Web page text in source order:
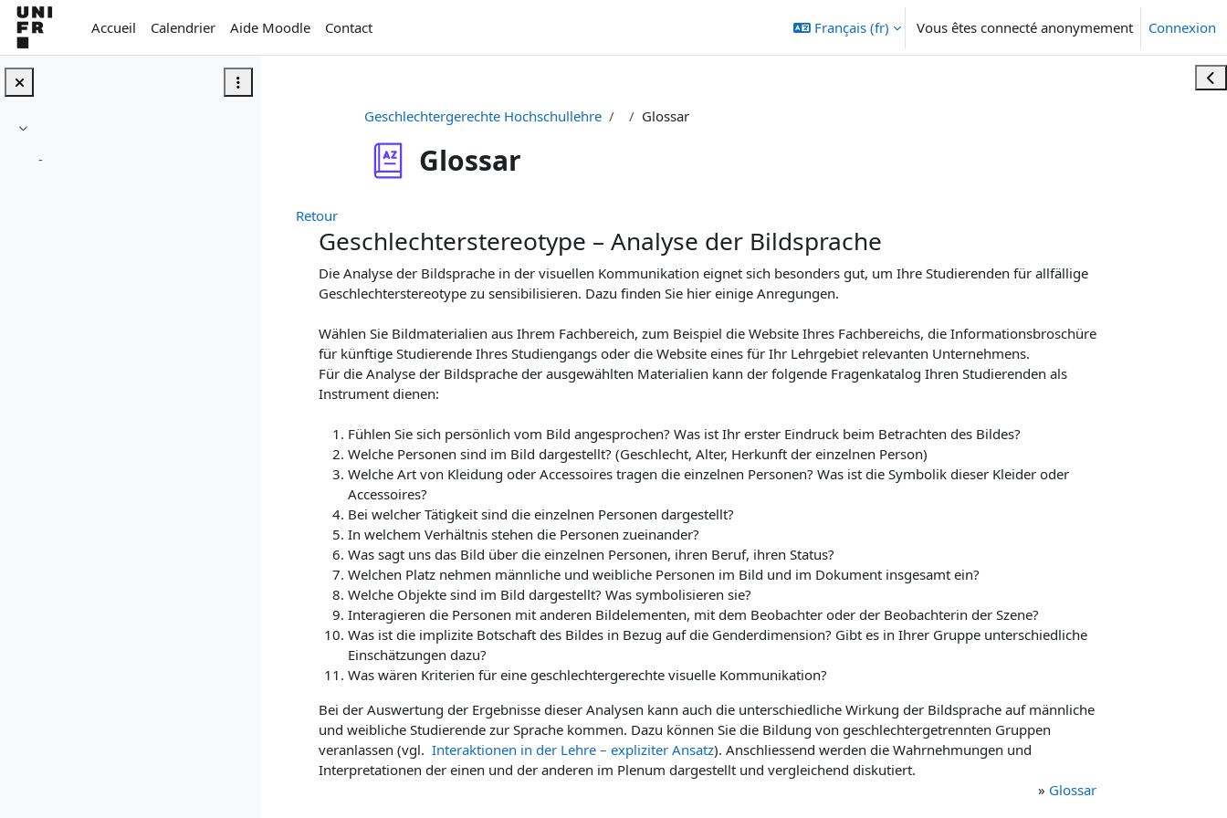
Passer au contenu principal
Accueil
Calendrier Aide Moodle Contact Français ‎(fr)‎ Vous êtes connecté anonymement Connexion
Replier
-
Geschlechtergerechte Hochschullehre Glossar
Glossar
Retour
Geschlechterstereotype – Analyse der Bildsprache
Die Analyse der Bildsprache in der visuellen Kommunikation eignet sich besonders gut, um Ihre Studierenden für allfällige
Geschlechterstereotype zu sensibilisieren. Dazu finden Sie hier einige Anregungen.
Wählen Sie Bildmaterialien aus Ihrem Fachbereich, zum Beispiel die Website Ihres Fachbereichs, die Informationsbroschüre
für künftige Studierende Ihres Studiengangs oder die Website eines für Ihr Lehrgebiet relevanten Unternehmens.
Für die Analyse der Bildsprache der ausgewählten Materialien kann der folgende Fragenkatalog Ihren Studierenden als
Instrument dienen:
Fühlen Sie sich persönlich vom Bild angesprochen? Was ist Ihr erster Eindruck beim Betrachten des Bildes?
Welche Personen sind im Bild dargestellt? (Geschlecht, Alter, Herkunft der einzelnen Person)
Welche Art von Kleidung oder Accessoires tragen die einzelnen Personen? Was ist die Symbolik dieser Kleider oder
Accessoires?
Bei welcher Tätigkeit sind die einzelnen Personen dargestellt?
In welchem Verhältnis stehen die Personen zueinander?
Was sagt uns das Bild über die einzelnen Personen, ihren Beruf, ihren Status?
Welchen Platz nehmen männliche und weibliche Personen im Bild und im Dokument insgesamt ein?
Welche Objekte sind im Bild dargestellt? Was symbolisieren sie?
Interagieren die Personen mit anderen Bildelementen, mit dem Beobachter oder der Beobachterin der Szene?
Was ist die implizite Botschaft des Bildes in Bezug auf die Genderdimension? Gibt es in Ihrer Gruppe unterschiedliche
Einschätzungen dazu?
Was wären Kriterien für eine geschlechtergerechte visuelle Kommunikation?
Bei der Auswertung der Ergebnisse dieser Analysen kann auch die unterschiedliche Wirkung der Bildsprache auf männliche
und weibliche Studierende zur Sprache kommen. Dazu können Sie die Bildung von geschlechtergetrennten Gruppen
veranlassen (vgl. Interaktionen in der Lehre – expliziter Ansatz). Anschliessend werden die Wahrnehmungen und
Interpretationen der einen und der anderen im Plenum dargestellt und vergleichend diskutiert.
» Glossar